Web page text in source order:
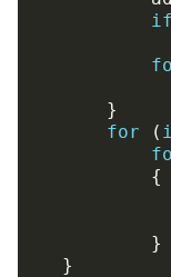
if
}
for
(
{
}
}